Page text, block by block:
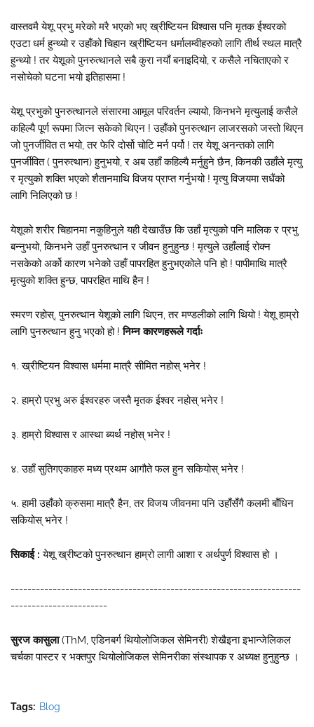
वास्तवमै येशू प्रभु मरेको मरै भएको भए ख्रीष्टियन विश्वास पनि मृतक ईश्वरको
एउटा धर्म हुन्थ्यो र उहाँको चिहान ख्रीष्टियन धर्मालम्वीहरुको लागि तीर्थ स्थल मात्रै
हुन्थ्यो ! तर येशूको पुनरुत्थानले सबै कुरा नयाँ बनाइदियो, र कसैले नचिताएको र
नसोचेको घटना भयो इतिहासमा !
येशू प्रभुको पुनरुत्थानले संसारमा आमूल परिवर्तन ल्यायो, किनभने मृत्युलाई कसैले
कहिल्यै पूर्ण रूपमा जित्न सकेको थिएन ! उहाँको पुनरुत्थान लाजरसको जस्तो थिएन
जो पुनर्जीवित त भयो, तर फेरि दोर्सो चोटि मर्न पर्यो ! तर येशू अनन्तको लागि
पुनर्जीवित ( पुनरुत्थान) हुनुभयो, र अब उहाँ कहिल्यै मर्नुहुने छैन, किनकी उहाँले मृत्यु
र मृत्युको शक्ति भएको शैतानमाथि विजय प्राप्त गर्नुभयो ! मृत्यु विजयमा सधैंको
लागि निलिएको छ !
येशूको शरीर चिहानमा नकुहिनुले यही देखाउँछ कि उहाँ मृत्युको पनि मालिक र प्रभु
बन्नुभयो, किनभने उहाँ पुनरुत्थान र जीवन हुनुहुन्छ ! मृत्युले उहाँलाई रोक्न
नसकेको अर्को कारण भनेको उहाँ पापरहित हुनुभएकोले पनि हो ! पापीमाथि मात्रै
मृत्युको शक्ति हुन्छ, पापरहित माथि हैन !
स्मरण रहोस्, पुनरुत्थान येशूको लागि थिएन, तर मण्डलीको लागि थियो ! येशू हाम्रो
लागि पुनरुत्थान हुनु भएको हो !निम्न कारणहरूले गर्दाः
१. ख्रीष्टियन विश्वास धर्ममा मात्रै सीमित नहोस् भनेर !
२. हाम्रो प्रभु अरु ईश्वरहरु जस्तै मृतक ईश्वर नहोस् भनेर !
३. हाम्रो विश्वास र आस्था ब्यर्थ नहोस् भनेर !
४. उहाँ सुतिगएकाहरु मध्य प्रथम आगौते फल हुन सकियोस् भनेर !
५. हामी उहाँको क्रुसमा मात्रै हैन, तर विजय जीवनमा पनि उहाँसँगै कलमी बाँधिन
सकियोस् भनेर !
सिकाई : येशू ख्रीष्टको पुनरुत्थान हाम्रो लागी आशा र अर्थपुर्ण विश्वास हो ।
---------------------------------------------------------------------
-----------------------
सुरज कासुला(ThM, एडिनबर्ग थियोलोजिकल सेमिनरी) शेखैइना इभान्जेलिकल
चर्चका पास्टर र भक्तपुर थियोलोजिकल सेमिनरीका संस्थापक र अध्यक्ष हुनुहुन्छ ।
Tags: Blog